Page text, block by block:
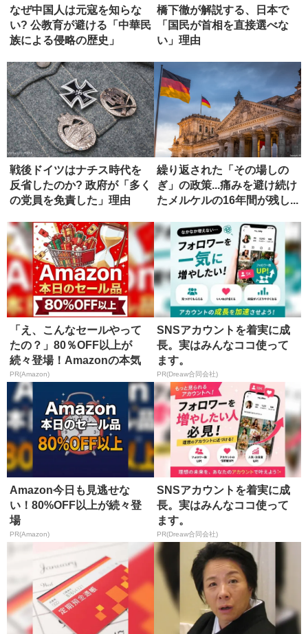
なぜ中国人は元寇を知らな
い? 公教育が避ける「中華民
族による侵略の歴史」
橋下徹が解説する、日本で
「国民が首相を直接選べな
い」理由
戦後ドイツはナチス時代を
反省したのか? 政府が「多く
の党員を免責した」理由
繰り返された「その場しの
ぎ」の政策...痛みを避け続け
たメルケルの16年間が残し...
「え、こんなセールやって
たの？」80％OFF以上が
続々登場！Amazonの本気
が...
PR(Amazon)
SNSアカウントを着実に成
長。実はみんなココ使って
ます。
PR(Dreaw合同会社)
Amazon今日も見逃せな
い！80%OFF以上が続々登
場
PR(Amazon)
SNSアカウントを着実に成
長。実はみんなココ使って
ます。
PR(Dreaw合同会社)